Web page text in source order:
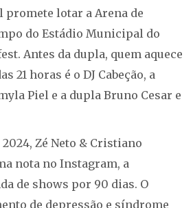
promete lotar a Arena de
do Estádio Municipal do
Antes da dupla, quem aquece
21 horas é o DJ Cabeção, a
Piel e a dupla Bruno Cesar e
2024, Zé Neto & Cristiano
nota no Instagram, a
de shows por 90 dias. O
de depressão e síndrome